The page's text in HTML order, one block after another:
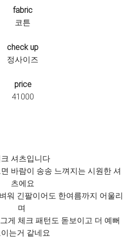
fabric
코튼
check up
정사이즈
price
41000
셔츠입니다
바람이 송송 느껴지는 시원한 셔
츠에요
워 긴팔이어도 한여름까지 어울리
며
게 체크 패턴도 돋보이고 더 예뻐
는거 같네요